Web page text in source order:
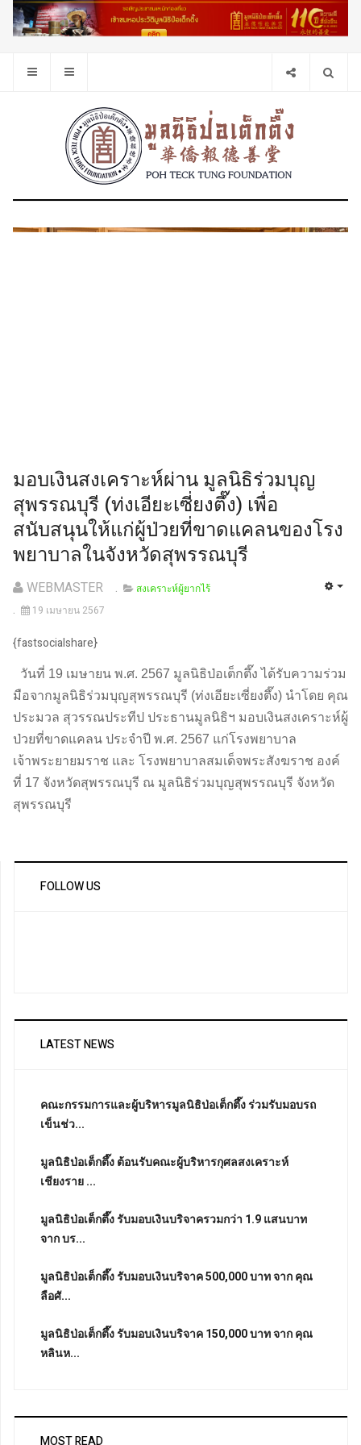
มอบเงินสงเคราะห์ผ่าน มูลนิธิร่วมบุญ
สุพรรณบุรี (ท่งเอียะเซี่ยงตึ๊ง) เพื่อ
สนับสนุนให้แก่ผู้ป่วยที่ขาดแคลนของโรง
พยาบาลในจังหวัดสุพรรณบุรี
WEBMASTER
สงเคราะห์ผู้ยากไร้
19 เมษายน 2567
{fastsocialshare}
วันที่ 19 เมษายน พ.ศ. 2567 มูลนิธิป่อเต็กตึ๊ง ได้รับความร่วม
มือจากมูลนิธิร่วมบุญสุพรรณบุรี (ท่งเอียะเซี่ยงตึ๊ง) นำโดย คุณ
ประมวล สุวรรณประทีป ประธานมูลนิธิฯ มอบเงินสงเคราะห์ผู้
ป่วยที่ขาดแคลน ประจำปี พ.ศ. 2567 แก่โรงพยาบาล
เจ้าพระยายมราช และ โรงพยาบาลสมเด็จพระสังฆราช องค์
ที่ 17 จังหวัดสุพรรณบุรี ณ มูลนิธิร่วมบุญสุพรรณบุรี จังหวัด
สุพรรณบุรี
FOLLOW US
LATEST NEWS
คณะกรรมการและผู้บริหารมูลนิธิป่อเต็กตึ๊ง ร่วมรับมอบรถ
เข็นช่ว...
มูลนิธิป่อเต็กตึ๊ง ต้อนรับคณะผู้บริหารกุศลสงเคราะห์
เชียงราย ...
มูลนิธิป่อเต็กตึ๊ง รับมอบเงินบริจาครวมกว่า 1.9 แสนบาท
จาก บร...
มูลนิธิป่อเต็กตึ๊ง รับมอบเงินบริจาค 500,000 บาท จาก คุณ
ลือศั...
มูลนิธิป่อเต็กตึ๊ง รับมอบเงินบริจาค 150,000 บาท จาก คุณ
หลินห...
MOST READ